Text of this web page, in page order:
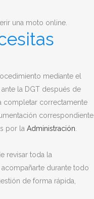
mediante el
la DGT después de
completar correctamente
correspondiente
por la Administración
revisar toda la
durante todo
de forma rápida,